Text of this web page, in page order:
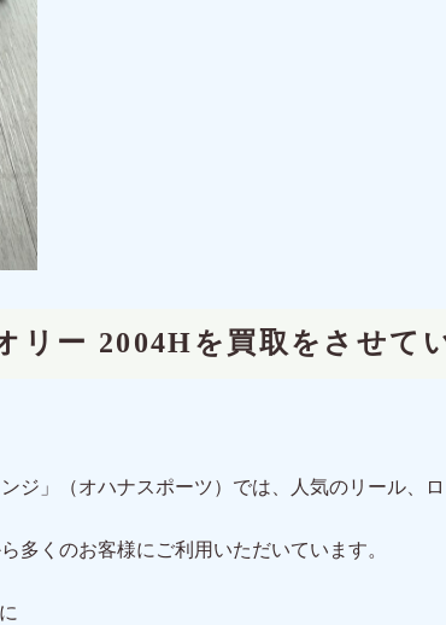
リー 2004Hを買取をさせて
ジ」（オハナスポーツ）では、人気のリール、
多くのお客様にご利用いただいています。